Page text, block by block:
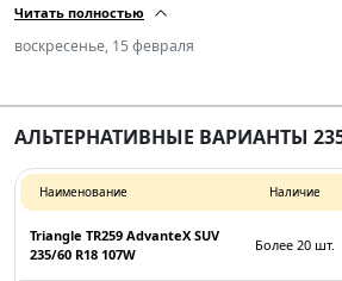
Читать полностью
воскресенье, 15 февраля
АЛЬТЕРНАТИВНЫЕ ВАРИАНТЫ
Наименование Наличие
Triangle TR259 AdvanteX SUV
235/60 R18 107W
Более 20 шт.